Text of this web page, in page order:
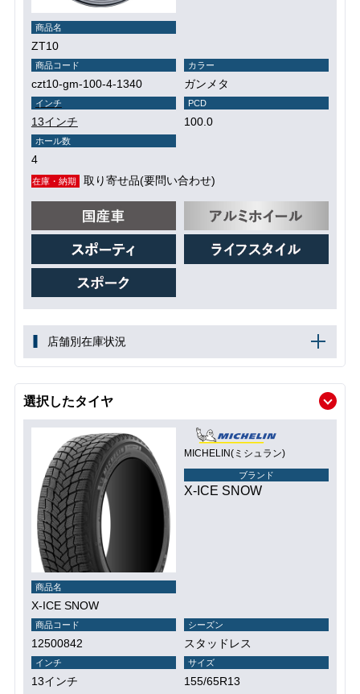
商品名
ZT10
商品コード
czt10-gm-100-4-1340
カラー
ガンメタ
インチ
13インチ
PCD
100.0
ホール数
4
在庫・納期 取り寄せ品(要問い合わせ)
店舗別在庫状況
選択したタイヤ
MICHELIN(ミシュラン)
ブランド
X-ICE SNOW
商品名
X-ICE SNOW
商品コード
12500842
シーズン
スタッドレス
インチ
13インチ
サイズ
155/65R13